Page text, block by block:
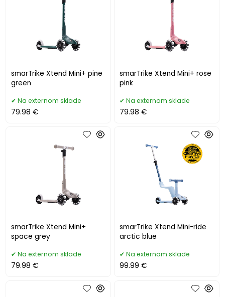
smarTrike Xtend Mini+ pine
green
Na externom sklade
79.98 €
smarTrike Xtend Mini+ rose
pink
Na externom sklade
79.98 €
smarTrike Xtend Mini+
space grey
Na externom sklade
79.98 €
smarTrike Xtend Mini-ride
arctic blue
Na externom sklade
99.99 €